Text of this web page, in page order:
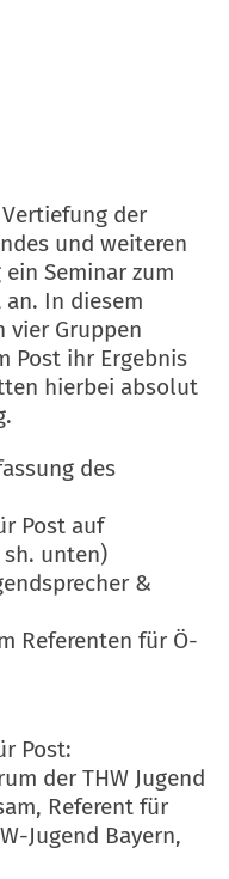
der
und weiteren
Seminar zum
In diesem
vier Gruppen
Post ihr Ergebnis
hierbei absolut
des
Post auf
sh. unten)
&
Referenten für Ö-
Post:
der THW Jugend
Referent für
Jugend Bayern,